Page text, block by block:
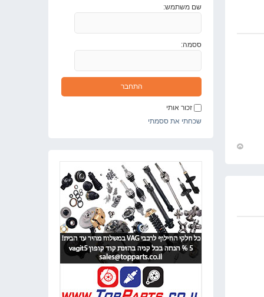
שם משתמש:
ססמה:
זכור אותי
שכחתי את ססמתי